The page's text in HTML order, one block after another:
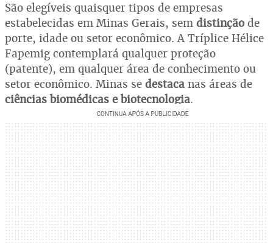
São elegíveis quaisquer tipos de empresas
estabelecidas em Minas Gerais, sem distinção de
porte, idade ou setor econômico. A Tríplice Hélice
Fapemig contemplará qualquer proteção
(patente), em qualquer área de conhecimento ou
setor econômico. Minas se destaca nas áreas de
ciências biomédicas e biotecnologia.